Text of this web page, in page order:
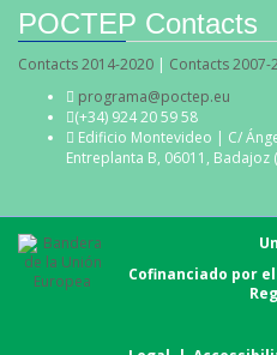
POCTEP Contacts
Contacts 2014-2020 | Contacts 2007-
programa@poctep.eu
(+34) 924 20 59 58
Edificio Montevideo | C/
Entreplanta B, 06011, Badajoz
Cofinanciado por